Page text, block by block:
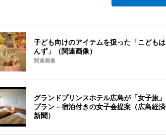
子ども向けのアイテムを扱った「こどもは
んず」（関連画像）
関連画像
グランドプリンスホテル広島が「女子旅」
プラン－宿泊付きの女子会提案（広島経済
新聞）